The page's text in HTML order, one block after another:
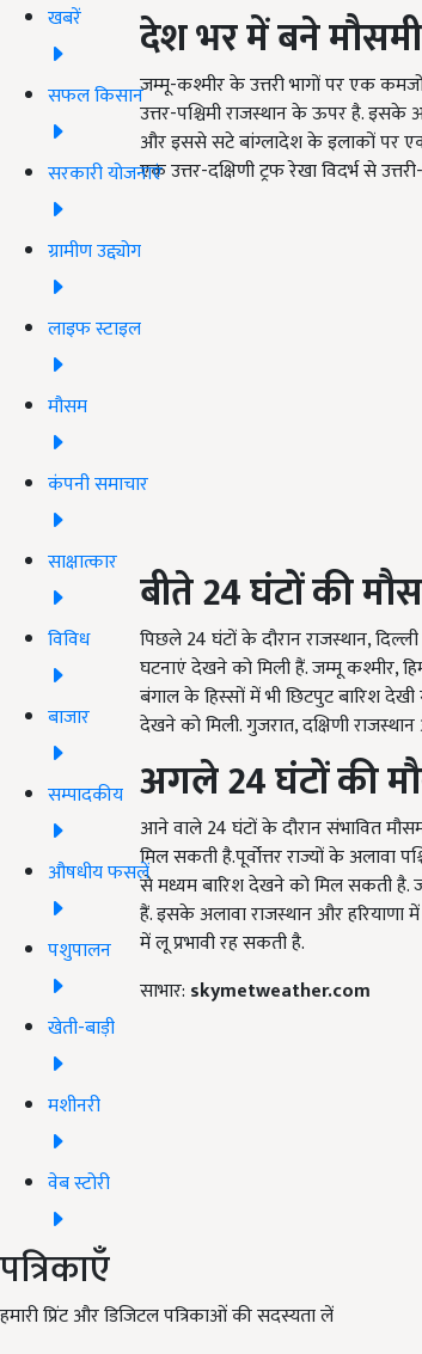
खबरें
सफल किसान
सरकारी योजनाएं
ग्रामीण उद्द्योग
लाइफ स्टाइल
मौसम
कंपनी समाचार
साक्षात्कार
विविध
बाजार
सम्पादकीय
औषधीय फसलें
पशुपालन
खेती-बाड़ी
मशीनरी
वेब स्टोरी
पत्रिकाएँ
हमारी प्रिंट और डिजिटल पत्रिकाओं की सदस्यता लें
देश भर में बने
जम्मू-कश्मीर के उत्तरी भागों पर एक
उत्तर-पश्चिमी राजस्थान के ऊपर है. इसके
और इससे सटे बांग्लादेश के इलाकों पर एक
एक उत्तर-दक्षिणी ट्रफ रेखा विदर्भ से
बीते 24घंटों की
पिछले 24 घंटों के दौरान राजस्थान,
घटनाएं देखने को मिली हैं. जम्मू कश्मीर,
बंगाल के हिस्सों में भी छिटपुट बारिश
देखने को मिली. गुजरात, दक्षिणी
अगले 24घंटों की
आने वाले 24 घंटों के दौरान संभावित
मिल सकती है.पूर्वोत्तर राज्यों के अलावा
से मध्यम बारिश देखने को मिल सकती है.
हैं. इसके अलावा राजस्थान और
में लू प्रभावी रह सकती है.
साभार: skymetweather.com